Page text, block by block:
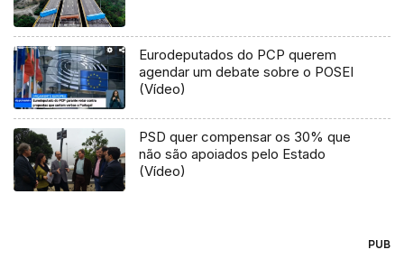
Eurodeputados do PCP querem
agendar um debate sobre o POSEI
(Vídeo)
PSD quer compensar os 30% que
não são apoiados pelo Estado
(Vídeo)
PUB